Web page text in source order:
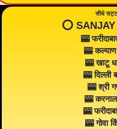
सीधे
⭕️
🎰
🎰
🎰 खाटू
🎰 दिल्ली
🎰 श्री
🎰
🎰
🎰 गोवा